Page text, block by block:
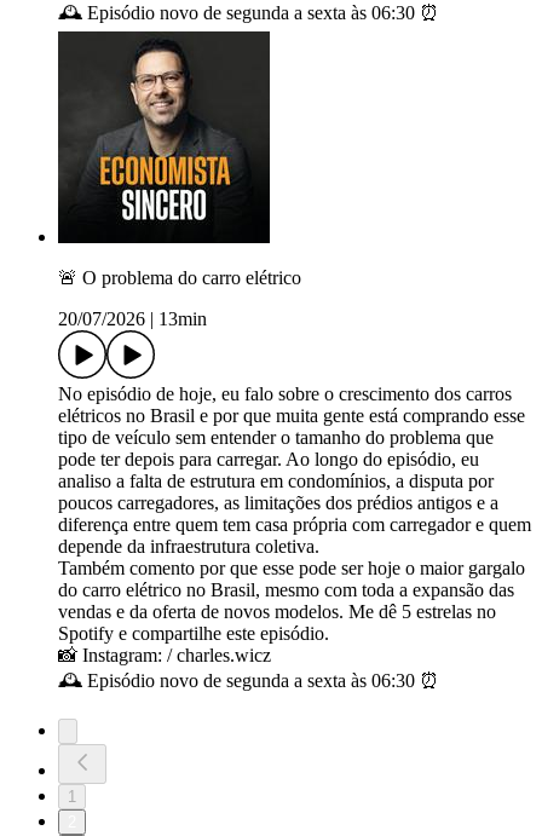
🕰️ Episódio novo de segunda a sexta às 06:30 ⏰
🚨 O problema do carro elétrico
20/07/2026
13min
No episódio de hoje, eu falo sobre o crescimento dos carros
elétricos no Brasil e por que muita gente está comprando esse
tipo de veículo sem entender o tamanho do problema que
pode ter depois para carregar. Ao longo do episódio, eu
analiso a falta de estrutura em condomínios, a disputa por
poucos carregadores, as limitações dos prédios antigos e a
diferença entre quem tem casa própria com carregador e quem
depende da infraestrutura coletiva.
Também comento por que esse pode ser hoje o maior gargalo
do carro elétrico no Brasil, mesmo com toda a expansão das
vendas e da oferta de novos modelos. Me dê 5 estrelas no
Spotify e compartilhe este episódio.
📸 Instagram: / charles.wicz
🕰️ Episódio novo de segunda a sexta às 06:30 ⏰
1